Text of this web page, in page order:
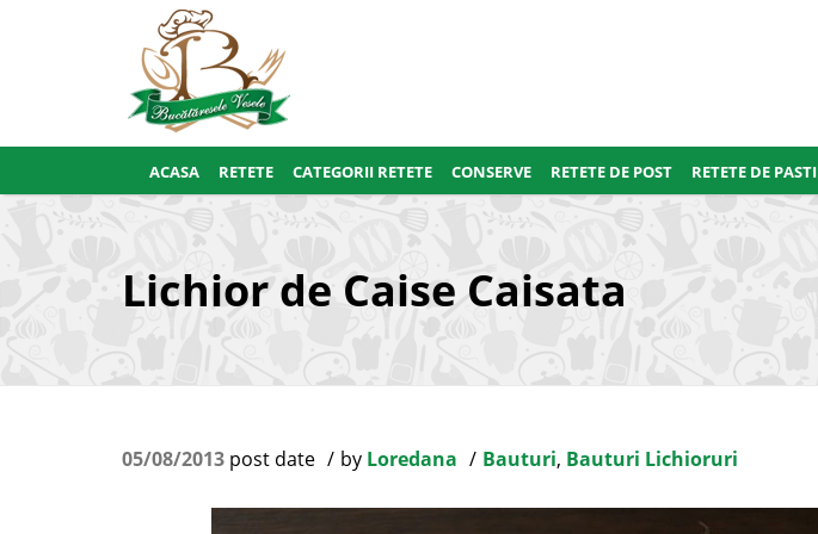
ACASA RETETE CATEGORII RETETE CONSERVE RETETE DE POST RETETE DE PASTI
Lichior de Caise Caisata
05/08/2013 post date by Loredana Bauturi, Bauturi Lichioruri